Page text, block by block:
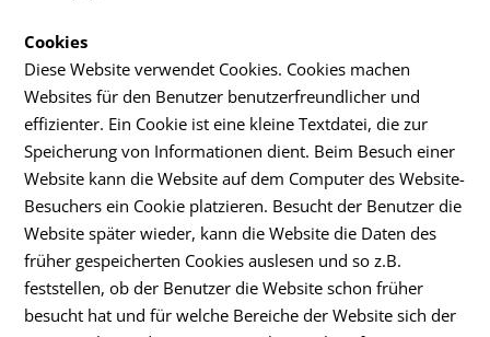
Cookies
Diese Website verwendet Cookies. Cookies machen
Websites für den Benutzer benutzerfreundlicher und
effizienter. Ein Cookie ist eine kleine Textdatei, die zur
Speicherung von Informationen dient. Beim Besuch einer
Website kann die Website auf dem Computer des Website-
Besuchers ein Cookie platzieren. Besucht der Benutzer die
Website später wieder, kann die Website die Daten des
früher gespeicherten Cookies auslesen und so z.B.
feststellen, ob der Benutzer die Website schon früher
besucht hat und für welche Bereiche der Website sich der